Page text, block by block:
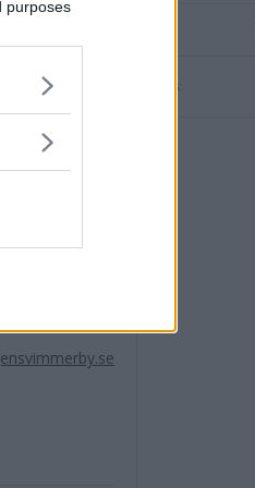
purposes
känner
den här
under
Annons: